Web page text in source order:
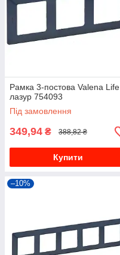
Рамка 3-постова Valena Life
лазур 754093
Під замовлення
349,94 ₴ 388,82 ₴
Купити
–10%